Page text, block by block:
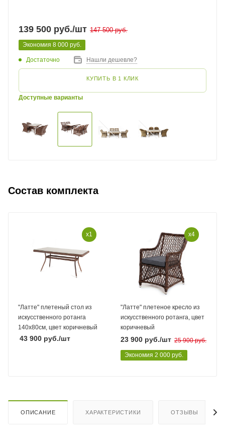
139 500 руб./шт 147 500руб.
Экономия 8 000 руб.
Достаточно Нашли дешевле?
Доступные варианты
КУПИТЬ В 1 КЛИК
Состав комплекта
x1
"Латте" плетеный стол из
искусственного ротанга
140х80см, цвет коричневый
43 900руб./шт
x4
"Латте" плетеное кресло из
искусственного ротанга, цвет
коричневый
23 900 руб./шт 25 900руб.
Экономия 2 000 руб.
ОПИСАНИЕ ХАРАКТЕРИСТИКИ ОТЗЫВЫ